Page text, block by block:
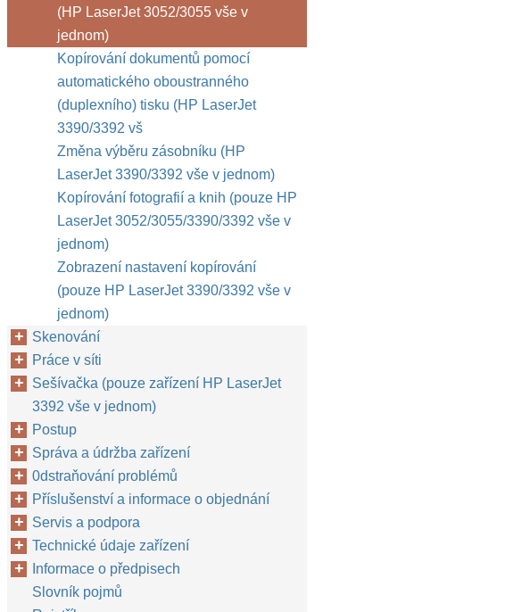
(HP LaserJet 3052/3055 vše v
jednom)
Kopírování dokumentů pomocí
automatického oboustranného
(duplexního) tisku (HP LaserJet
3390/3392 vš
Změna výběru zásobníku (HP
LaserJet 3390/3392 vše v jednom)
Kopírování fotografií a knih (pouze HP
LaserJet 3052/3055/3390/3392 vše v
jednom)
Zobrazení nastavení kopírování
(pouze HP LaserJet 3390/3392 vše v
jednom)
Skenování
Práce v síti
Sešívačka (pouze zařízení HP LaserJet
3392 vše v jednom)
Postup
Správa a údržba zařízení
0dstraňování problémů
Příslušenství a informace o objednání
Servis a podpora
Technické údaje zařízení
Informace o předpisech
Slovník pojmů